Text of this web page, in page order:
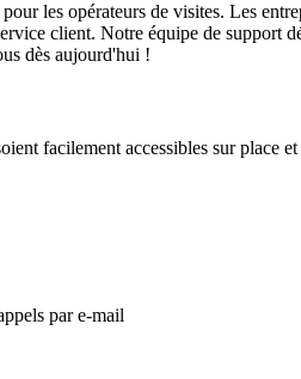
les opérateurs de visites. Les
client. Notre équipe de support
dès aujourd'hui !
facilement accessibles sur place
par e-mail